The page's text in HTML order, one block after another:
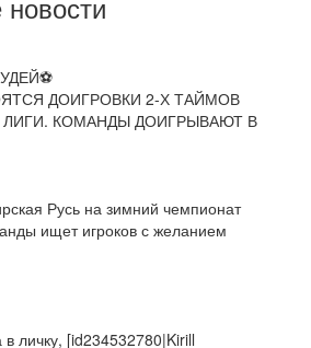
ДОИГРОВКИ 2-Х ТАЙМОВ
ЛИГИ. КОМАНДЫ ДОИГРЫВАЮТ В
Русь на зимний чемпионат
ищет игроков с желанием
личку, [id234532780|Kirill